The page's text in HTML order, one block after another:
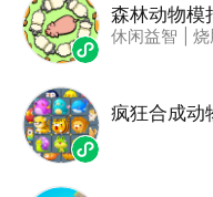
森林动物模
休闲益智 烧
疯狂合成动